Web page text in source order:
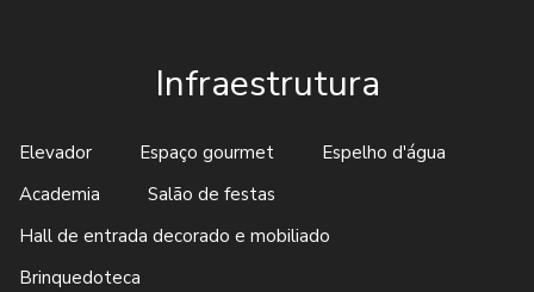
Infraestrutura
Elevador Espaço gourmet
Espelho d'água
Academia
Salão de festas
Hall de entrada decorado e mobiliado
Brinquedoteca